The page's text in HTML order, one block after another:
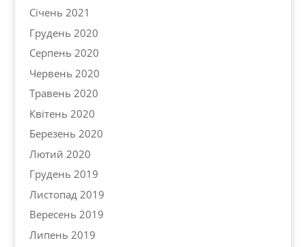
Січень 2021
Грудень 2020
Серпень 2020
Червень 2020
Травень 2020
Квітень 2020
Березень 2020
Лютий 2020
Грудень 2019
Листопад 2019
Вересень 2019
Липень 2019